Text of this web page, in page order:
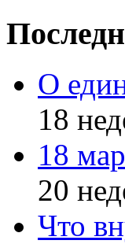
О
18
18
20
Что